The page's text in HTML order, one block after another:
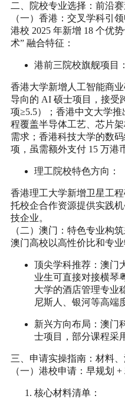
二、院校专业选择：前沿
（一）香港：交叉学科引
港校 2025 年新增 18 个优
术” 融合特征：
港前三院校旗舰项目 ：
香港大学新增 人工智能商
导向的 AI 硕士项目，接受
项≥5.5）；香港中文大学推
程覆盖半导体工艺、芯片
需求；香港科技大学的数
项，虽需额外支付 15 万港
理工院校特色方向 ：
香港理工大学新增卫星工
托校企合作资源提供实践
技企业。
（二）澳门：特色专业构
澳门高校以高性价比和专业
顶尖学科推荐 ：澳门
业生可直接对接横琴
大学的酒店管理专业
尼斯人、银河等高端
新兴方向布局 ：澳门
士项目，部分课程采
三、申请实操指南：材料
（一）港校申请：早规划
核心材料清单 ：